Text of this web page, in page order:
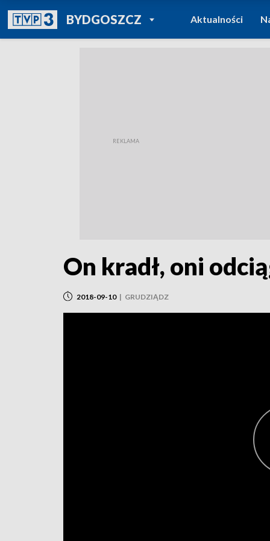
BYDGOSZCZPOWRÓT DO
TVP REGIONY
Aktualności
On kradł, oni
2018-09-10 | GRUDZIĄDZ